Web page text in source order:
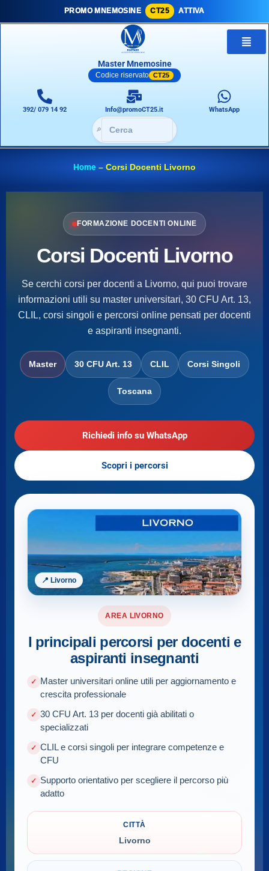
PROMO MNEMOSINE CT25 ATTIVA
Master Mnemosine
Codice riservato CT25
392/ 079 14 92 Info@promoCT25.it WhatsApp
🔎
Home – Corsi Docenti Livorno
FORMAZIONE DOCENTI ONLINE
Corsi Docenti Livorno
Se cerchi corsi per docenti a Livorno, qui puoi trovare
informazioni utili su master universitari, 30 CFU Art. 13,
CLIL, corsi singoli e percorsi online pensati per docenti
e aspiranti insegnanti.
Master 30 CFU Art. 13 CLIL Corsi Singoli
Toscana
Richiedi info su WhatsApp
Scopri i percorsi
📍 Livorno
AREA LIVORNO
I principali percorsi per docenti e
aspiranti insegnanti
Master universitari online utili per aggiornamento e
crescita professionale
30 CFU Art. 13 per docenti già abilitati o
specializzati
CLIL e corsi singoli per integrare competenze e
CFU
Supporto orientativo per scegliere il percorso più
adatto
CITTÀ
Livorno